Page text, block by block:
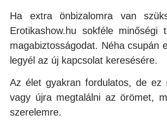
Ha extra önbizalomra van
Erotikashow.hu sokféle
magabiztosságodat. Néha csupán
legyél az új kapcsolat keresésére.
Az élet gyakran fordulatos, de
vagy újra megtalálni az örömet,
szerelemre.